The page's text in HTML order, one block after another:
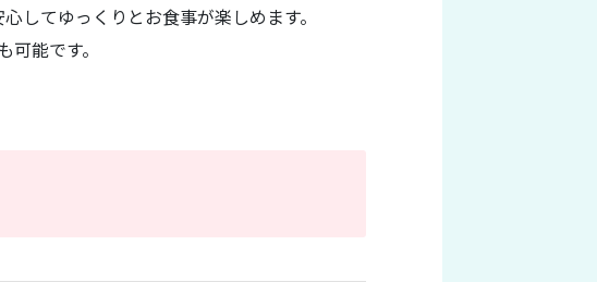
してゆっくりとお食事が楽しめます。
能です。